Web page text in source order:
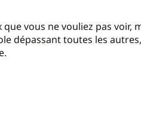
vous ne vouliez pas voir,
dépassant toutes les